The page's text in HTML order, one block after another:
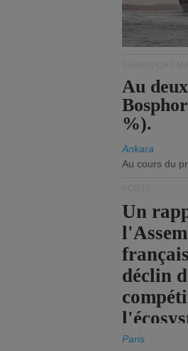
Au
%).
Ankara
Au cours du
Un
déclin
de l'État.
Paris